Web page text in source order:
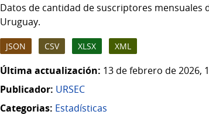
Datos de cantidad de suscriptores mensuales
Uruguay.
JSON CSV XLSX XML
Última actualización: 13 de febrero de 2026,
Publicador: URSEC
Categorias: Estadísticas